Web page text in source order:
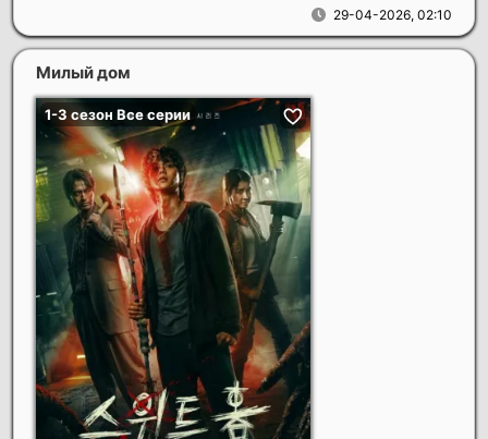
29-04-2026, 02:10
Милый дом